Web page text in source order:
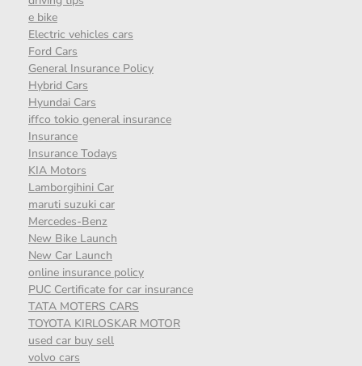
e bike
Electric vehicles cars
Ford Cars
General Insurance Policy
Hybrid Cars
Hyundai Cars
iffco tokio general insurance
Insurance
Insurance Todays
KIA Motors
Lamborgihini Car
maruti suzuki car
Mercedes-Benz
New Bike Launch
New Car Launch
online insurance policy
PUC Certificate for car insurance
TATA MOTERS CARS
TOYOTA KIRLOSKAR MOTOR
used car buy sell
volvo cars